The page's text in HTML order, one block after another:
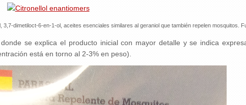
3,7-dimetiloct-6-en-1-ol, aceites esenciales similares al geraniol que también repelen mosquitos.
se explica el producto inicial con mayor detalle y se indica
está en torno al 2-3% en peso).